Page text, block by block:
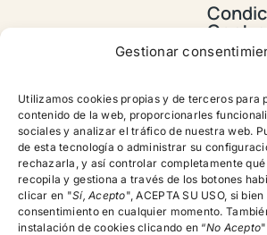
Gestionar
Utilizamos cookies propias y de terceros para
contenido de la web, proporcionarles
sociales y analizar el tráfico de nuestra web.
de esta tecnología o administrar su
rechazarla, y así controlar completamente
recopila y gestiona a través de los botones
clicar en "Sí, Acepto", ACEPTA SU USO, si
consentimiento en cualquier momento.
instalación de cookies clicando en “No Acepto
Envios
Encuéntranos!